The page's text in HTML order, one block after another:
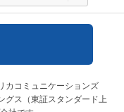
カコミュニケーションズ
グス（東証スタンダード上